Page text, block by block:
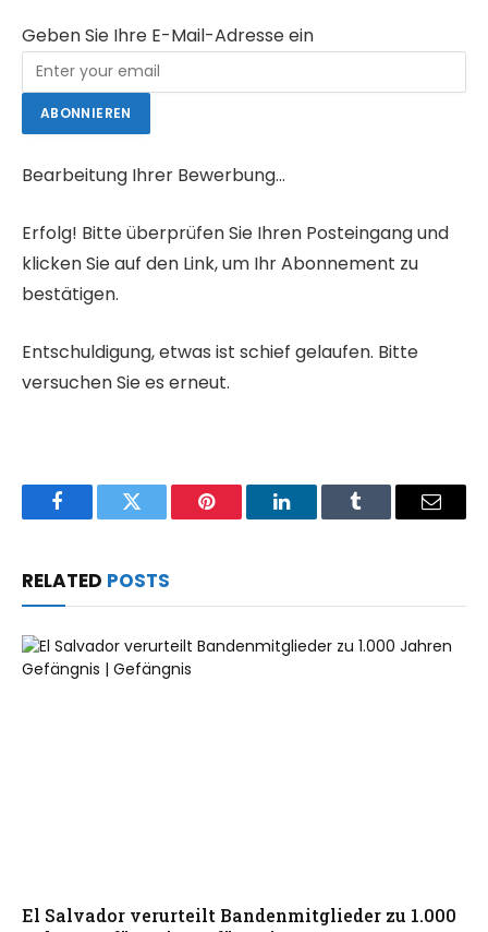
Geben Sie Ihre E-Mail-Adresse ein
ABONNIEREN
Bearbeitung Ihrer Bewerbung…
Erfolg! Bitte überprüfen Sie Ihren Posteingang und
klicken Sie auf den Link, um Ihr Abonnement zu
bestätigen.
Entschuldigung, etwas ist schief gelaufen. Bitte
versuchen Sie es erneut.
FacebookTwitter Pinterest LinkedInTumblr Email
RELATED POSTS
El Salvador verurteilt Bandenmitglieder zu 1.000